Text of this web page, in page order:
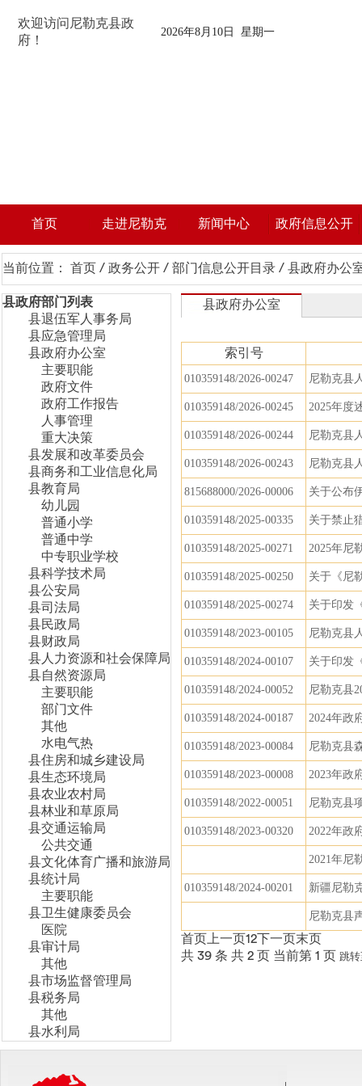
欢迎访问尼勒克县政
府！
2026年8月10日 星期一
首页 走进尼勒克 新闻中心 政府信息公开
当前位置： 首页 / 政务公开 / 部门信息公开目录 / 县政府办公
县政府部门列表
县退伍军人事务局
县应急管理局
县政府办公室
主要职能
政府文件
政府工作报告
人事管理
重大决策
县发展和改革委员会
县商务和工业信息化局
县教育局
幼儿园
普通小学
普通中学
中专职业学校
县科学技术局
县公安局
县司法局
县民政局
县财政局
县人力资源和社会保障局
县自然资源局
主要职能
部门文件
其他
水电气热
县住房和城乡建设局
县生态环境局
县农业农村局
县林业和草原局
县交通运输局
公共交通
县文化体育广播和旅游局
县统计局
主要职能
县卫生健康委员会
医院
县审计局
其他
县市场监督管理局
县税务局
其他
县水利局
县政府办公室
索引号
010359148/2026-00247 尼勒克县
010359148/2026-00245 2025年度
010359148/2026-00244 尼勒克县
010359148/2026-00243 尼勒克县
815688000/2026-00006 关于公布
010359148/2025-00335 关于禁止
010359148/2025-00271 2025年尼
010359148/2025-00250 关于《尼
010359148/2025-00274 关于印发
010359148/2023-00105 尼勒克县
010359148/2024-00107 关于印发
010359148/2024-00052 尼勒克县
010359148/2024-00187 2024年政
010359148/2023-00084 尼勒克县
010359148/2023-00008 2023年政
010359148/2022-00051 尼勒克县
010359148/2023-00320 2022年政
2021年尼
010359148/2024-00201 新疆尼勒
尼勒克县
首页 上一页12 下一页 末页
共 39 条 共 2 页 当前第 1 页 跳